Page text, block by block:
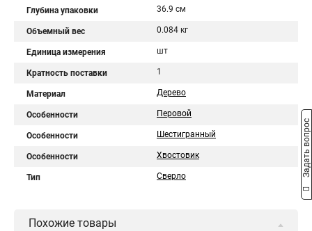
Глубина упаковки 36.9 см
Объемный вес 0.084 кг
Единица измерения шт
Кратность поставки 1
Материал Дерево
Особенности Перовой
Особенности Шестигранный
Особенности Хвостовик
Тип Сверло
Похожие товары
Задать вопрос